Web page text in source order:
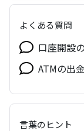
よくある質問
口座開設
ATMの出
言葉のヒント